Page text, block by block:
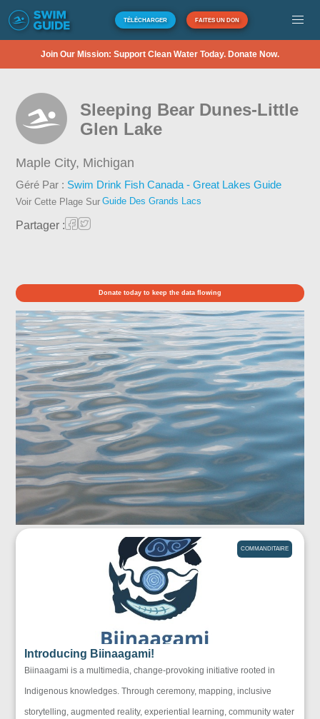
TÉLÉCHARGER FAITES UN DON
Join Our Mission: Support Clean Water Today. Donate Now.
Sleeping Bear Dunes-Little
Glen Lake
Maple City, Michigan
Géré Par : Swim Drink Fish Canada - Great Lakes Guide
Voir Cette Plage Sur Guide Des Grands Lacs
Partager :
Donate today to keep the data flowing
COMMANDITAIRE
Introducing Biinaagami!
Biinaagami is a multimedia, change-provoking initiative rooted in
Indigenous knowledges. Through ceremony, mapping, inclusive
storytelling, augmented reality, experiential learning, community water